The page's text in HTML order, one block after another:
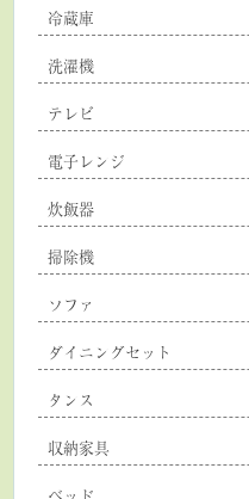
冷蔵庫
洗濯機
テレビ
電子レンジ
炊飯器
掃除機
ソファ
ダイニングセット
タンス
収納家具